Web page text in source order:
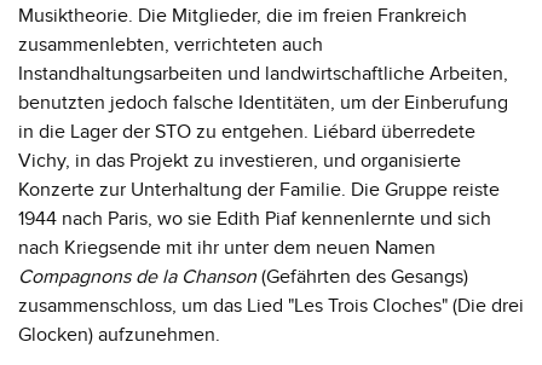
Musiktheorie. Die Mitglieder, die im freien Frankreich
zusammenlebten, verrichteten auch
Instandhaltungsarbeiten und landwirtschaftliche Arbeiten,
benutzten jedoch falsche Identitäten, um der Einberufung
in die Lager der STO zu entgehen. Liébard überredete
Vichy, in das Projekt zu investieren, und organisierte
Konzerte zur Unterhaltung der Familie. Die Gruppe reiste
1944 nach Paris, wo sie Edith Piaf kennenlernte und sich
nach Kriegsende mit ihr unter dem neuen Namen
Compagnons de la Chanson (Gefährten des Gesangs)
zusammenschloss, um das Lied "Les Trois Cloches" (Die drei
Glocken) aufzunehmen.